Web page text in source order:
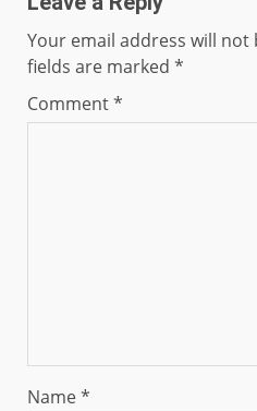
Your email address will not
fields are marked *
Comment*
Name*